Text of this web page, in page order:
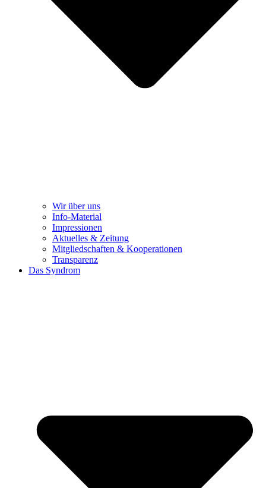
Wir über uns
Info-Material
Impressionen
Aktuelles & Zeitung
Mitgliedschaften & Kooperationen
Transparenz
Das Syndrom